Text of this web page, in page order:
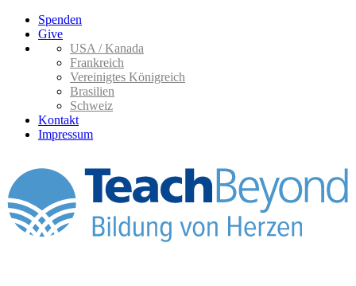
Spenden
Give
USA / Kanada
Frankreich
Vereinigtes Königreich
Brasilien
Schweiz
Kontakt
Impressum